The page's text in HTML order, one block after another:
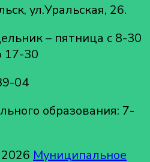
ул.Уральская, 26.
– пятница с 8-30
17-30
04
образования: 7-
Муниципальное